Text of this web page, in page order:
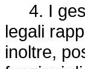
4. I
legali
inoltre,